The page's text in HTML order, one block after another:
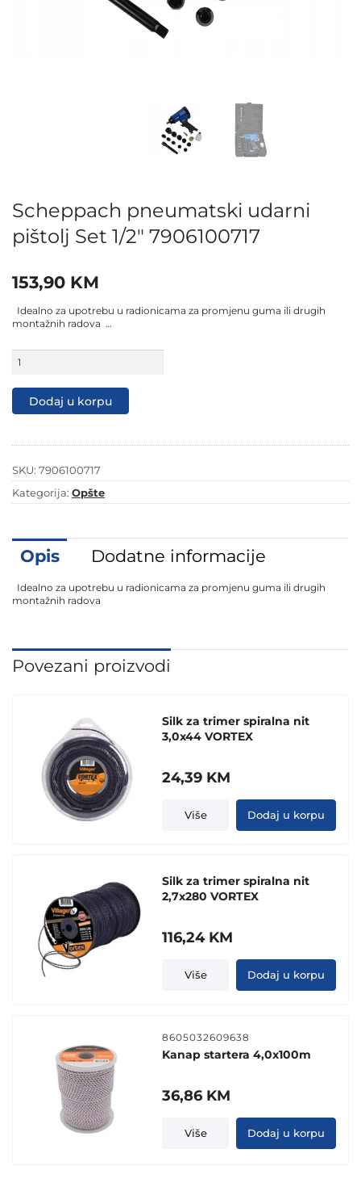
Scheppach pneumatski udarni
pištolj Set 1/2″ 7906100717
153,90 KM
Idealno za upotrebu u radionicama za promjenu guma ili drugih
montažnih radova …
pneumatski
pištolj
količina
Dodaj u korpu
SKU: 7906100717
Kategorija: Opšte
Opis Dodatne informacije
Idealno za upotrebu u radionicama za promjenu guma ili drugih
montažnih radova
Povezani proizvodi
Silk za trimer spiralna nit
3,0x44 VORTEX
24,39 KM
Više Dodaj u korpu
Silk za trimer spiralna nit
2,7x280 VORTEX
116,24 KM
Više Dodaj u korpu
8605032609638
Kanap startera 4,0x100m
36,86 KM
Više Dodaj u korpu